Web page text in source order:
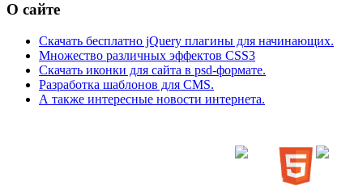
О сайте
Скачать бесплатно jQuery плагины для начинающих.
Множество различных эффектов CSS3
Скачать иконки для сайта в psd-формате.
Разработка шаблонов для CMS.
А также интересные новости интернета.
© - 2015-2017 - helix.su - все для вашего сайта |